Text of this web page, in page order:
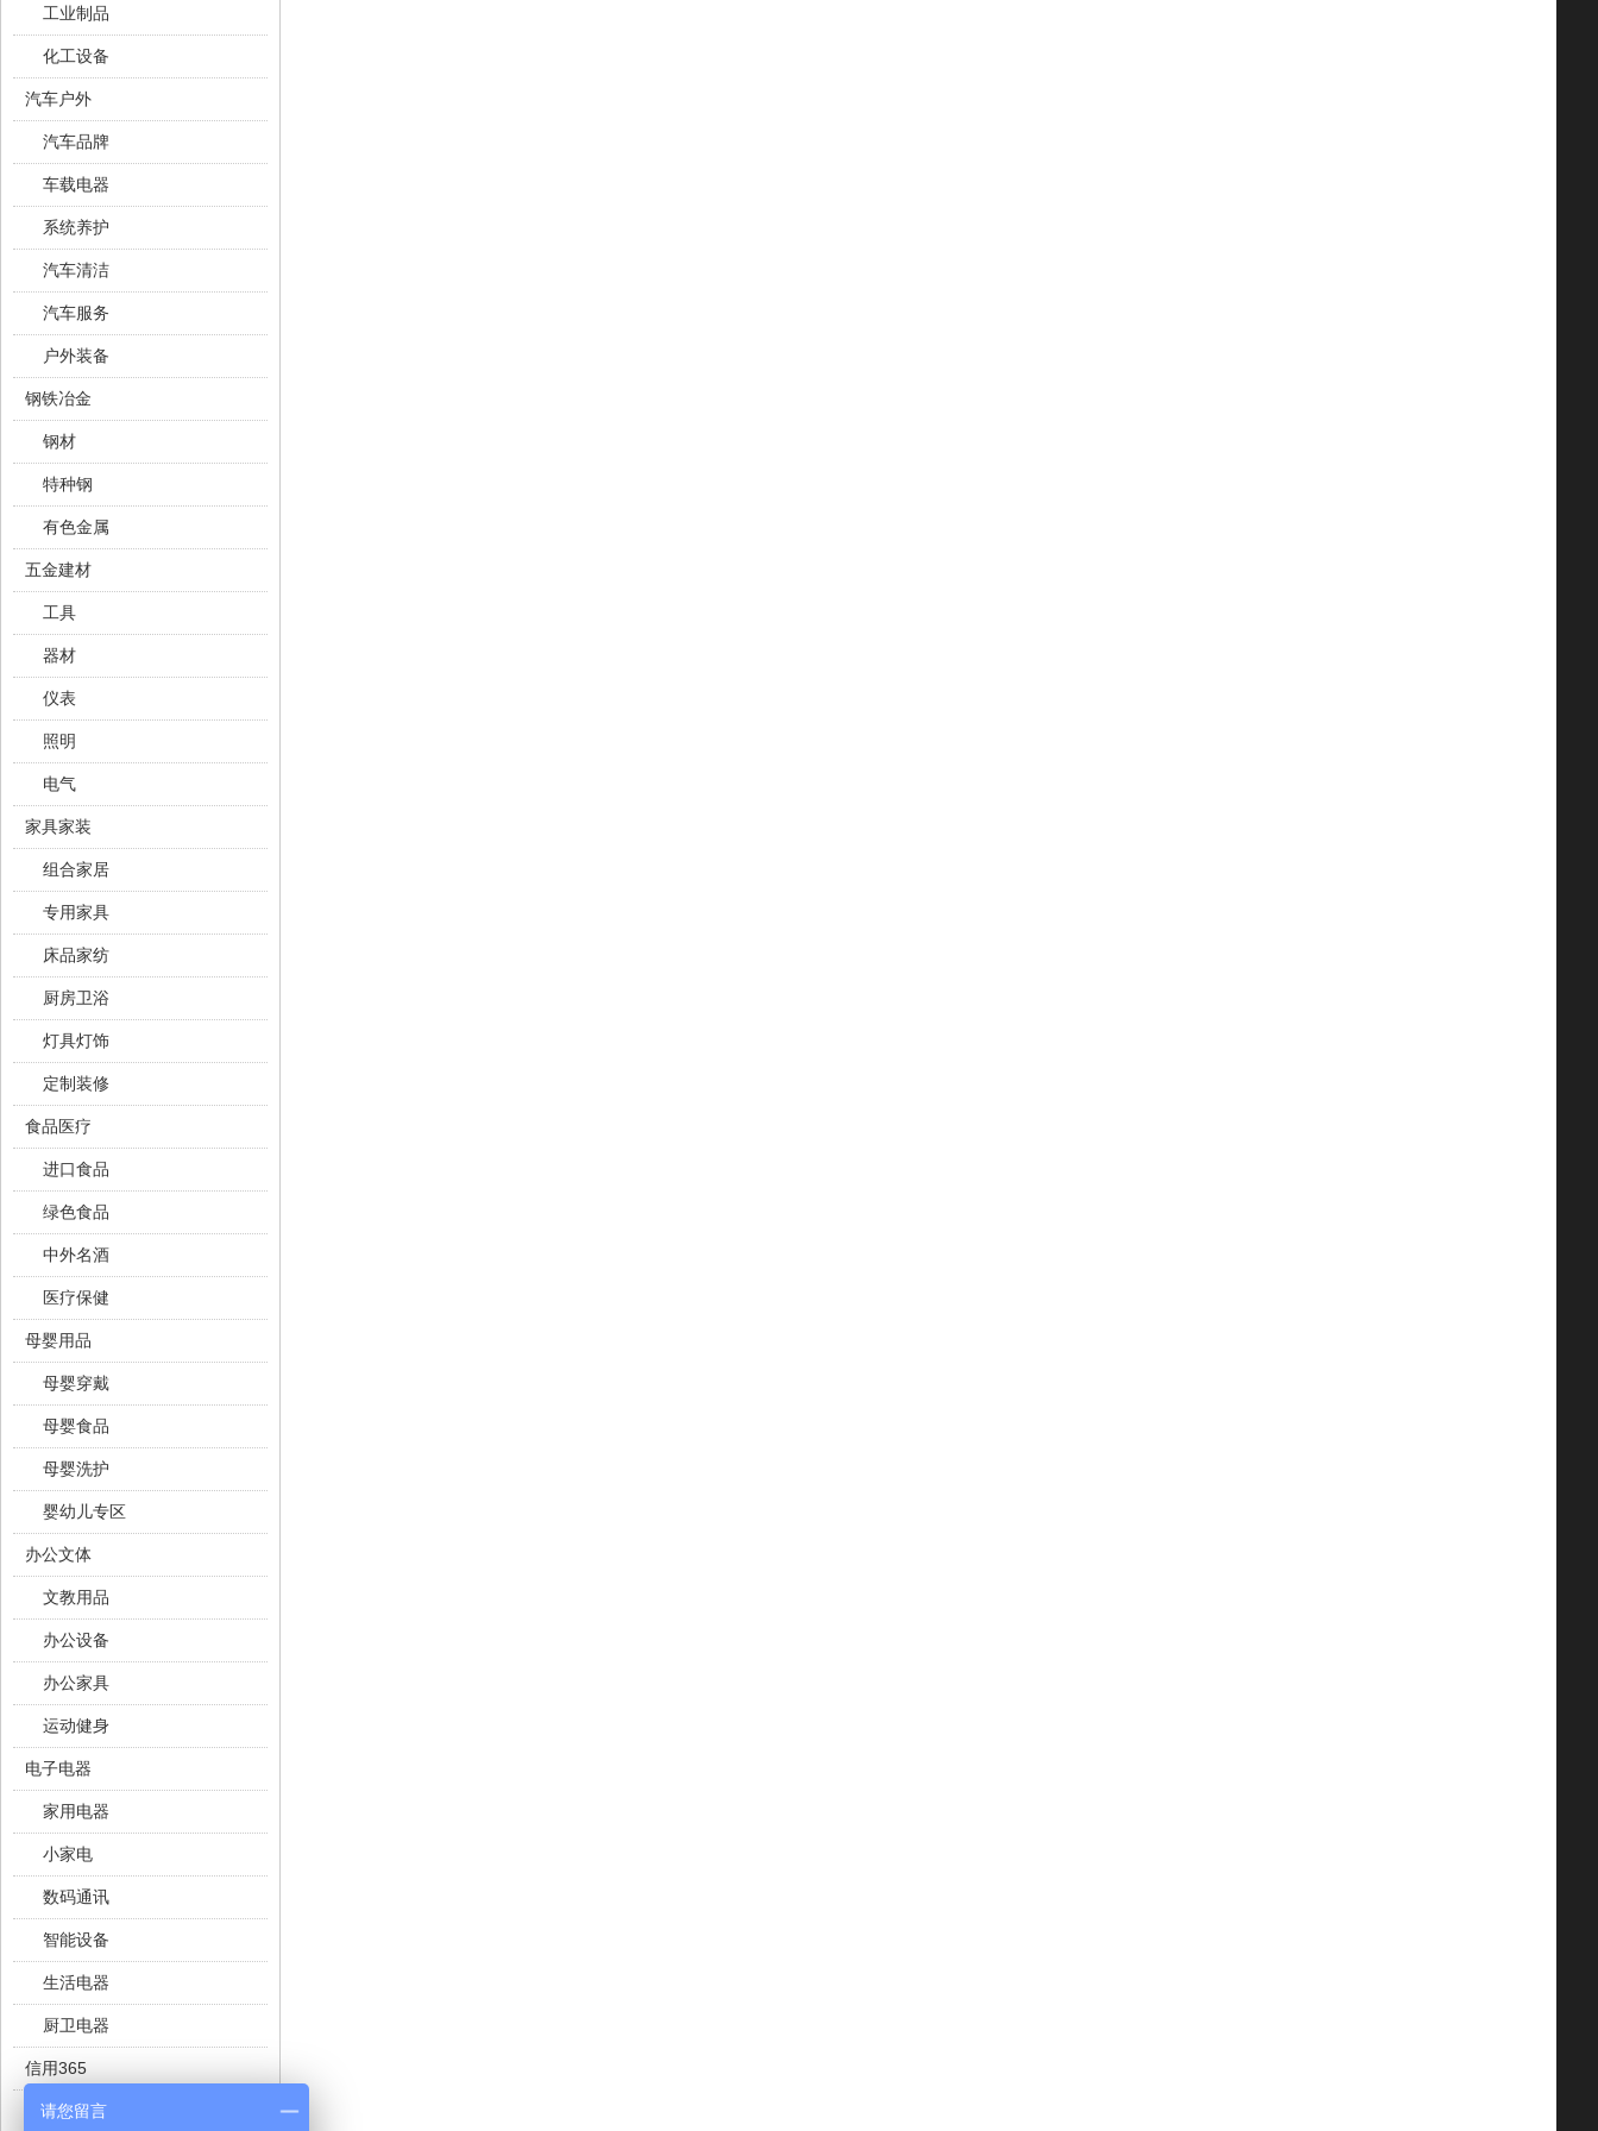
工业制品
化工设备
汽车户外
汽车品牌
车载电器
系统养护
汽车清洁
汽车服务
户外装备
钢铁冶金
钢材
特种钢
有色金属
五金建材
工具
器材
仪表
照明
电气
家具家装
组合家居
专用家具
床品家纺
厨房卫浴
灯具灯饰
定制装修
食品医疗
进口食品
绿色食品
中外名酒
医疗保健
母婴用品
母婴穿戴
母婴食品
母婴洗护
婴幼儿专区
办公文体
文教用品
办公设备
办公家具
运动健身
电子电器
家用电器
小家电
数码通讯
智能设备
生活电器
厨卫电器
信用365
二手奢侈品
请您留言